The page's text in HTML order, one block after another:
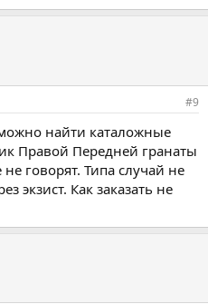
#9
найти каталожные
Правой Передней гранаты
говорят. Типа случай не
экзист. Как заказать не